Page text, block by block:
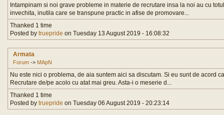
Intampinam si noi grave probleme in materie de recrutare insa la noi au cu
invechita, inutila care se transpune practic in afise de promovare...
Thanked 1 time
Posted by truepride on Tuesday 13 August 2019 - 16:08:32
Armata
Forum -> MApN
Nu este nici o problema, de aia suntem aici sa discutam. Si eu sunt de acord
Recrutare de/pe acolo cu atat mai greu. Asta-i o meserie d...
Thanked 1 time
Posted by truepride on Tuesday 06 August 2019 - 20:23:14